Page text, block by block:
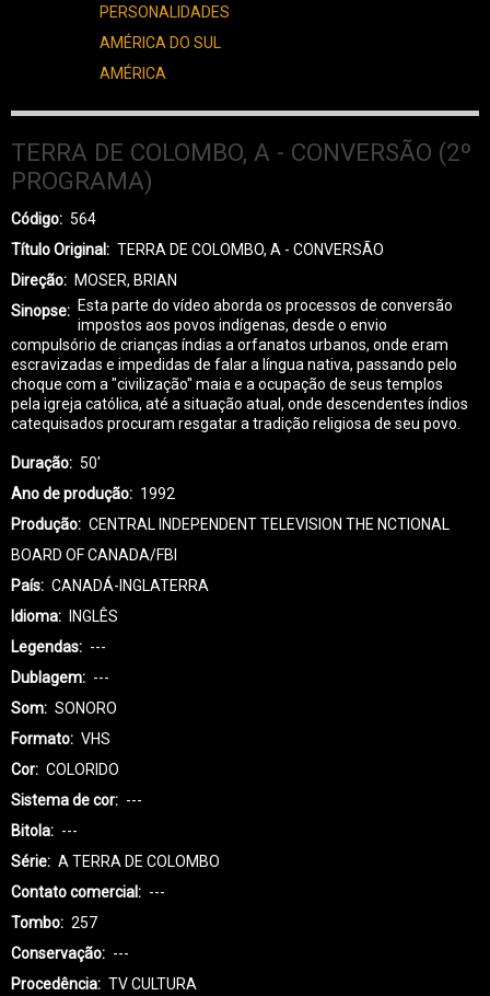
PERSONALIDADES
AMÉRICA DO SUL
AMÉRICA
TERRA DE COLOMBO, A - CONVERSÃO (2º
PROGRAMA)
Código
564
Título Original
TERRA DE COLOMBO, A - CONVERSÃO
Direção
MOSER, BRIAN
Sinopse
Esta parte do vídeo aborda os processos de conversão
impostos aos povos indígenas, desde o envio
compulsório de crianças índias a orfanatos urbanos, onde eram
escravizadas e impedidas de falar a língua nativa, passando pelo
choque com a "civilização" maia e a ocupação de seus templos
pela igreja católica, até a situação atual, onde descendentes índios
catequisados procuram resgatar a tradição religiosa de seu povo.
Duração
50'
Ano de produção
1992
Produção
CENTRAL INDEPENDENT TELEVISION THE NCTIONAL
BOARD OF CANADA/FBI
País
CANADÁ-INGLATERRA
Idioma
INGLÊS
Legendas
---
Dublagem
---
Som
SONORO
Formato
VHS
Cor
COLORIDO
Sistema de cor
---
Bitola
---
Série
A TERRA DE COLOMBO
Contato comercial
---
Tombo
257
Conservação
---
Procedência
TV CULTURA